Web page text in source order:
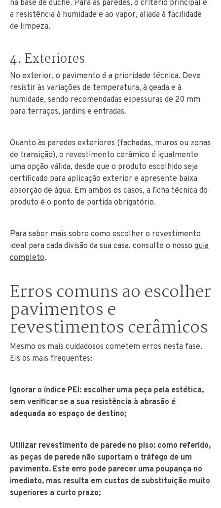
na base de duche. Para as paredes, o critério principal é
a resistência à humidade e ao vapor, aliada à facilidade
de limpeza.
4. Exteriores
No exterior, o pavimento é a prioridade técnica. Deve
resistir às variações de temperatura, à geada e à
humidade, sendo recomendadas espessuras de 20 mm
para terraços, jardins e entradas.
Quanto às paredes exteriores (fachadas, muros ou zonas
de transição), o revestimento cerâmico é igualmente
uma opção válida, desde que o produto escolhido seja
certificado para aplicação exterior e apresente baixa
absorção de água. Em ambos os casos, a ficha técnica do
produto é o ponto de partida obrigatório.
Para saber mais sobre como escolher o revestimento
ideal para cada divisão da sua casa, consulte o nosso guia
completo.
Erros comuns ao escolher
pavimentos e
revestimentos cerâmicos
Mesmo os mais cuidadosos cometem erros nesta fase.
Eis os mais frequentes:
Ignorar o índice PEI: escolher uma peça pela estética,
sem verificar se a sua resistência à abrasão é
adequada ao espaço de destino;
Utilizar revestimento de parede no piso: como referido,
as peças de parede não suportam o tráfego de um
pavimento. Este erro pode parecer uma poupança no
imediato, mas resulta em custos de substituição muito
superiores a curto prazo;